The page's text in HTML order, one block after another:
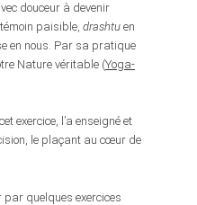
douceur à devenir
témoin paisible,drashtu en
en nous. Par sa pratique
Nature véritable (Yoga-
exercice, l’a enseigné et
le plaçant au cœur de
par quelques exercices